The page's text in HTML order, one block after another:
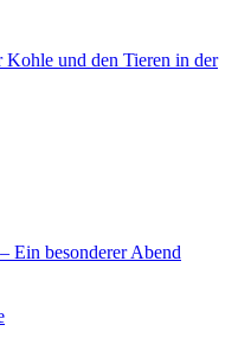
und den Tieren in der
Ein besonderer Abend